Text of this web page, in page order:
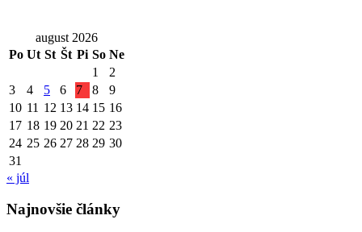
august 2026
Po Ut St Št Pi So Ne
1
2
3
4 5 6 7 8
9
10 11 12 13 14 15 16
17 18 19 20 21 22 23
24 25 26 27 28 29 30
31
« júl
Najnovšie články